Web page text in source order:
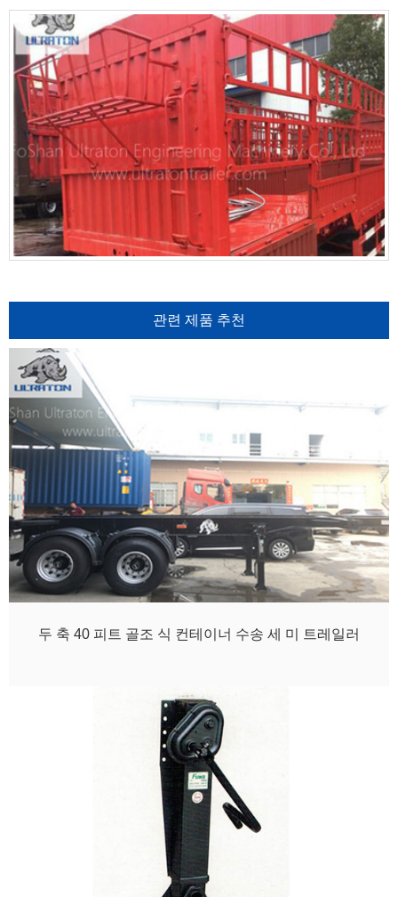
관련 제품 추천
두 축 40 피트 골조 식 컨테이너 수송 세 미 트레일러